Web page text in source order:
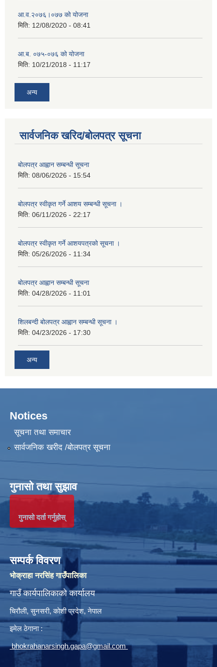
आ‍.व.२०७६।०७७ को योजना
मिति: 12/08/2020 - 08:41
आ.ब. ०७५-०७६ को योजना
मिति: 10/21/2018 - 11:17
अन्य
सार्वजनिक खरिद/बोलपत्र सूचना
बोलपत्र आह्वान सम्बन्धी सूचना
मिति: 08/06/2026 - 15:54
बोलपत्र स्वीकृत गर्ने आशय सम्बन्धी सूचना ।
मिति: 06/11/2026 - 22:17
बोलपत्र स्वीकृत गर्ने आशयपत्रको सूचना ।
मिति: 05/26/2026 - 11:34
बोलपत्र आह्वान सम्बन्धी सूचना
मिति: 04/28/2026 - 11:01
शिलबन्दी बोलपत्र आह्वान सम्बन्धी सूचना ।
मिति: 04/23/2026 - 17:30
अन्य
Notices
सूचना तथा समाचार
सार्वजनिक खरीद /बोलपत्र सूचना
गुनासो तथा सुझाव
गुनासो दर्ता गर्नुहोस्
सम्पर्क विवरण
भोक्राहा नरसिंह गाउँपालिका
गाउँ कार्यपालिकाको कार्यालय
चिरौली, सुनसरी, कोशी प्रदेश, नेपाल
इमेल ठेगाना :
bhokrahanarsingh.gapa@gmail.com